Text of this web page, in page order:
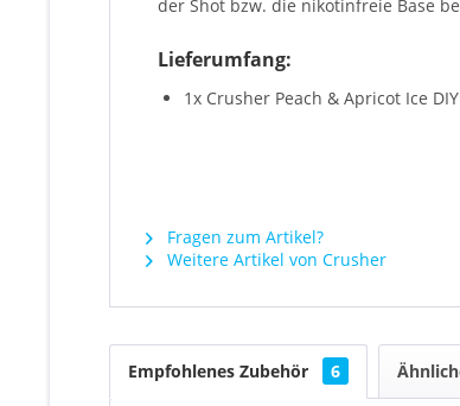
der Shot bzw. die nikotinfreie Base
Lieferumfang:
1x Crusher Peach & Apricot Ice
Fragen zum Artikel?
Weitere Artikel von Crusher
Empfohlenes Zubehör 6